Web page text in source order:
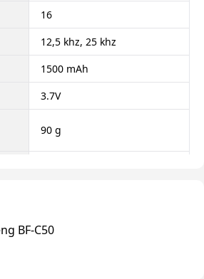
BF-C50
16
12,5 khz, 25 khz
1500 mAh
3.7V
90 g